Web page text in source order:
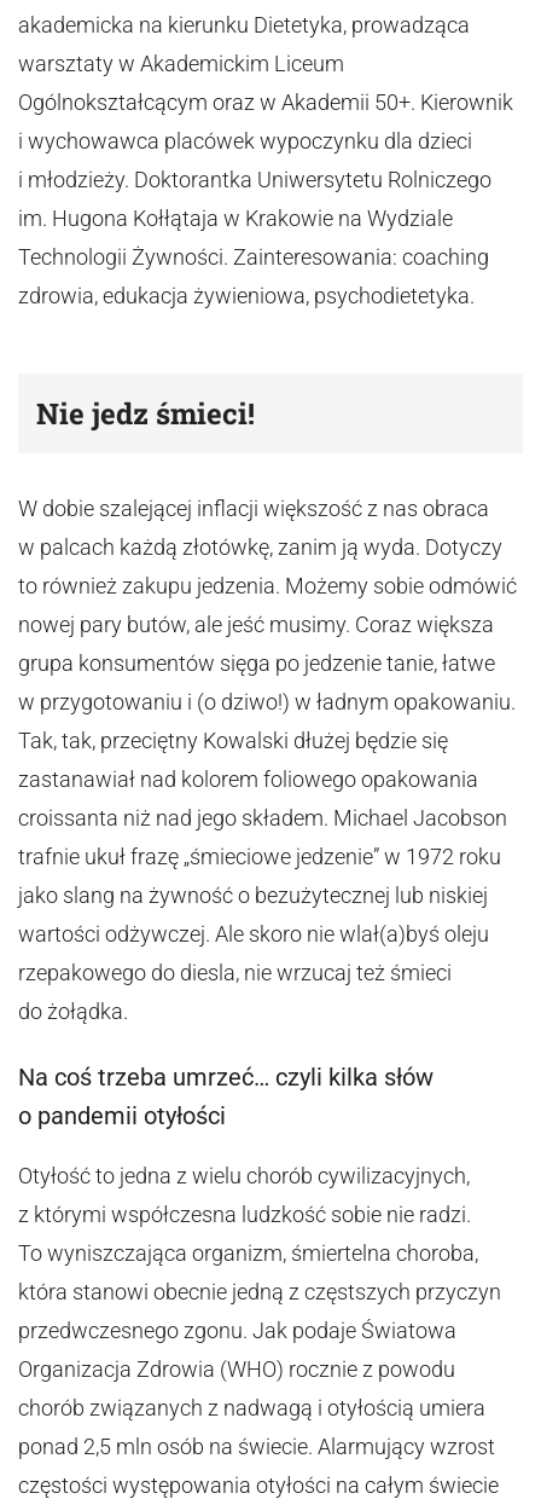
akademicka na kierunku Dietetyka, prowadząca
warsztaty w Akademickim Liceum
Ogólnokształcącym oraz w Akademii 50+. Kierownik
i wychowawca placówek wypoczynku dla dzieci
i młodzieży. Doktorantka Uniwersytetu Rolniczego
im. Hugona Kołłątaja w Krakowie na Wydziale
Technologii Żywności. Zainteresowania: coaching
zdrowia, edukacja żywieniowa, psychodietetyka.
Nie jedz śmieci!
W dobie szalejącej inflacji większość z nas obraca
w palcach każdą złotówkę, zanim ją wyda. Dotyczy
to również zakupu jedzenia. Możemy sobie odmówić
nowej pary butów, ale jeść musimy. Coraz większa
grupa konsumentów sięga po jedzenie tanie, łatwe
w przygotowaniu i (o dziwo!) w ładnym opakowaniu.
Tak, tak, przeciętny Kowalski dłużej będzie się
zastanawiał nad kolorem foliowego opakowania
croissanta niż nad jego składem. Michael Jacobson
trafnie ukuł frazę „śmieciowe jedzenie” w 1972 roku
jako slang na żywność o bezużytecznej lub niskiej
wartości odżywczej. Ale skoro nie wlał(a)byś oleju
rzepakowego do diesla, nie wrzucaj też śmieci
do żołądka.
Na coś trzeba umrzeć… czyli kilka słów
o pandemii otyłości
Otyłość to jedna z wielu chorób cywilizacyjnych,
z którymi współczesna ludzkość sobie nie radzi.
To wyniszczająca organizm, śmiertelna choroba,
która stanowi obecnie jedną z częstszych przyczyn
przedwczesnego zgonu. Jak podaje Światowa
Organizacja Zdrowia (WHO) rocznie z powodu
chorób związanych z nadwagą i otyłością umiera
ponad 2,5 mln osób na świecie. Alarmujący wzrost
częstości występowania otyłości na całym świecie